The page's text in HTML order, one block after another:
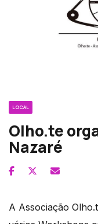
LOCAL
Olho.te
Nazaré
A Associação